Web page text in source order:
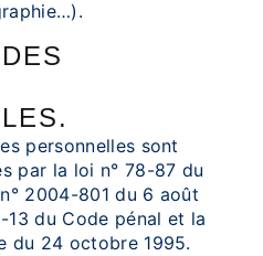
personnelles sont
par la loi n° 78-87 du
2004-801 du 6 août
du Code pénal et la
du 24 octobre 1995.